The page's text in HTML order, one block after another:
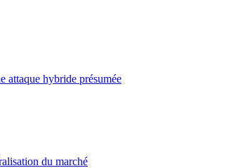
attaque hybride présumée
du marché